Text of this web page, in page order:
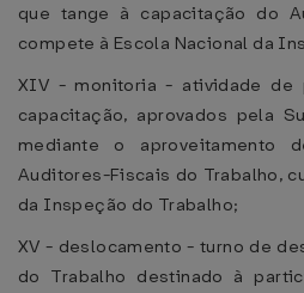
que tange à capacitação do
compete à Escola Nacional da
XIV - monitoria - atividade de
capacitação, aprovados pela
mediante o aproveitamento
Auditores-Fiscais do Trabalho,
da Inspeção do Trabalho;
XV - deslocamento - turno de
do Trabalho destinado à